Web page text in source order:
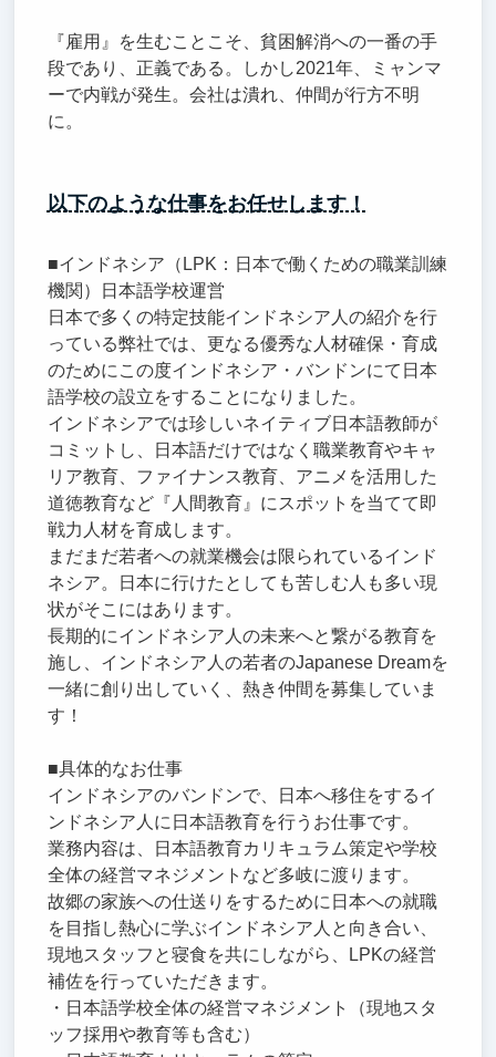
『雇用』を生むことこそ、貧困解消への一番の手
段であり、正義である。しかし2021年、ミャンマ
ーで内戦が発生。会社は潰れ、仲間が行方不明
に。
以下のような仕事をお任せします！
■インドネシア（LPK：日本で働くための職業訓練
機関）日本語学校運営
日本で多くの特定技能インドネシア人の紹介を行
っている弊社では、更なる優秀な人材確保・育成
のためにこの度インドネシア・バンドンにて日本
語学校の設立をすることになりました。
インドネシアでは珍しいネイティブ日本語教師が
コミットし、日本語だけではなく職業教育やキャ
リア教育、ファイナンス教育、アニメを活用した
道徳教育など『人間教育』にスポットを当てて即
戦力人材を育成します。
まだまだ若者への就業機会は限られているインド
ネシア。日本に行けたとしても苦しむ人も多い現
状がそこにはあります。
長期的にインドネシア人の未来へと繋がる教育を
施し、インドネシア人の若者のJapanese Dreamを
一緒に創り出していく、熱き仲間を募集していま
す！
■具体的なお仕事
インドネシアのバンドンで、日本へ移住をするイ
ンドネシア人に日本語教育を行うお仕事です。
業務内容は、日本語教育カリキュラム策定や学校
全体の経営マネジメントなど多岐に渡ります。
故郷の家族への仕送りをするために日本への就職
を目指し熱心に学ぶインドネシア人と向き合い、
現地スタッフと寝食を共にしながら、LPKの経営
補佐を行っていただきます。
・日本語学校全体の経営マネジメント（現地スタ
ッフ採用や教育等も含む）